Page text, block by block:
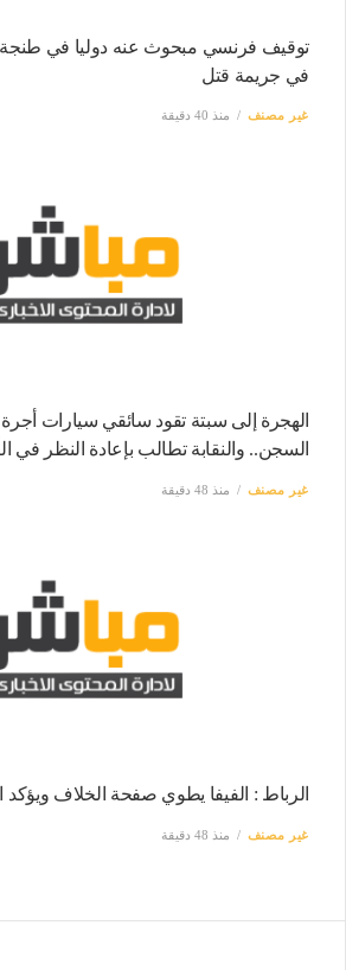
توقيف فرنسي مبحوث عنه دوليا في طنجة
في جريمة قتل
غير مصنف منذ 40 دقيقة
الهجرة إلى سبتة تقود سائقي سيارات
السجن.. والنقابة تطالب بإعادة النظر في
غير مصنف منذ 48 دقيقة
الرباط : الفيفا يطوي صفحة الخلاف ويؤكد
غير مصنف منذ 48 دقيقة